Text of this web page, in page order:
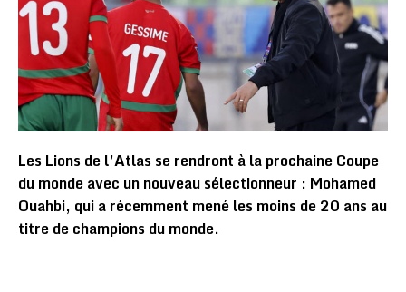
Les Lions de l’Atlas se rendront à la prochaine Coupe
du monde avec un nouveau sélectionneur : Mohamed
Ouahbi, qui a récemment mené les moins de 20 ans au
titre de champions du monde.